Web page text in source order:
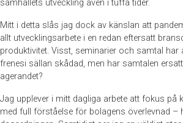
samhällets utveckling även i tuffa tider.
Mitt i detta slås jag dock av känslan att
allt utvecklingsarbete i en redan eftersatt
produktivitet. Visst, seminarier och samtal har
frenesi sällan skådad, men har samtalen
agerandet?
Jag upplever i mitt dagliga arbete att fokus på
med full förståelse för bolagens överlevnad –